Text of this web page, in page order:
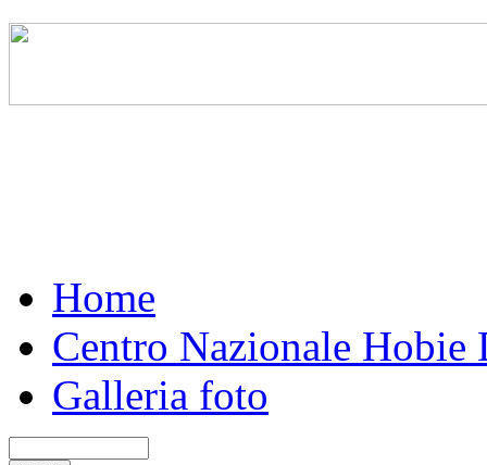
Home
Centro Nazionale Hobie
Galleria foto